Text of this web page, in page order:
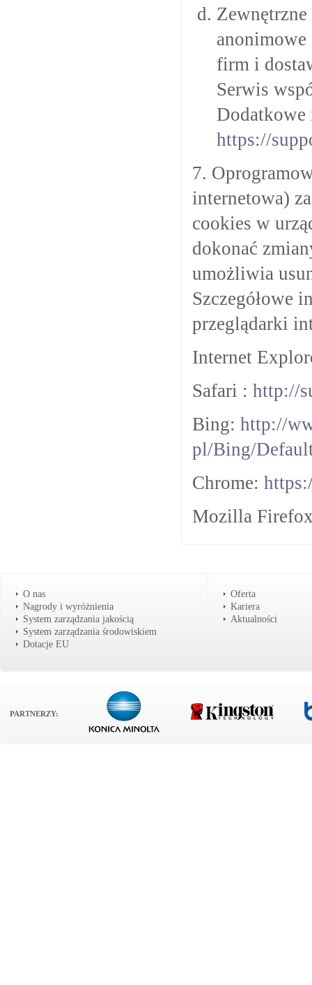
anonimowe
firm i
Serwis
Dodatkowe
https://
7.
internetowa)
cookies w
dokonać
umożliwia
Szczegółowe
przeglądarki
Internet
Safari : http://
Bing: http://
pl/Bing/
Chrome:
Mozilla
O nas
Nagrody i wyróżnienia
System zarządzania jakością
System zarządzania środowiskiem
Dotacje EU
Oferta
Kariera
Aktualności
PARTNERZY: